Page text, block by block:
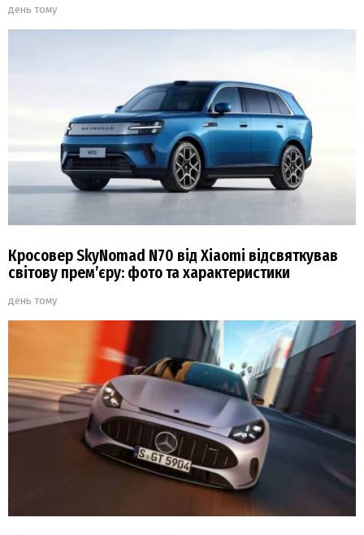
день тому
Кросовер SkyNomad N70 від Xiaomi відсвяткував
світову прем’єру: фото та характеристики
день тому